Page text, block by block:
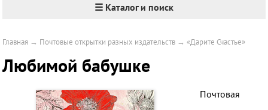
☰ Каталог и поиск
Главная → Почтовые открытки разных издательств →«Дарите Счастье»
Любимой бабушке
Почтовая